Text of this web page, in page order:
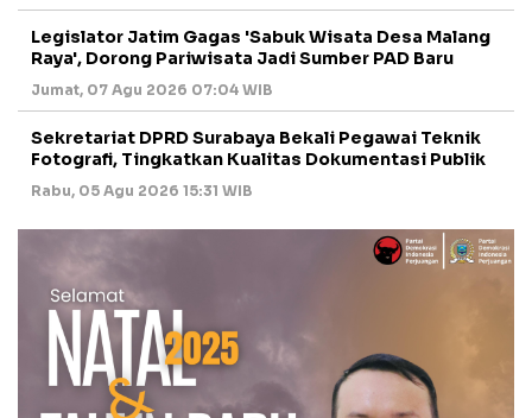
Legislator Jatim Gagas 'Sabuk Wisata Desa Malang
Raya', Dorong Pariwisata Jadi Sumber PAD Baru
Jumat, 07 Agu 2026 07:04 WIB
Sekretariat DPRD Surabaya Bekali Pegawai Teknik
Fotografi, Tingkatkan Kualitas Dokumentasi Publik
Rabu, 05 Agu 2026 15:31 WIB